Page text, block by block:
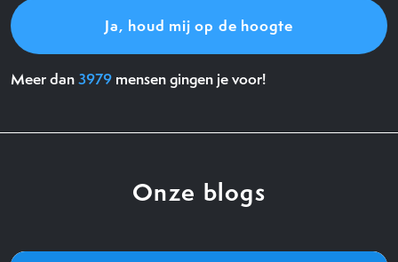
Meer dan3979 mensen gingen je voor!
Onze blogs